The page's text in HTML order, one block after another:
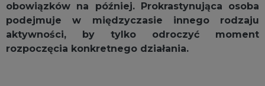
obowiązków na później. Prokrastynująca osoba
podejmuje w międzyczasie innego rodzaju
aktywności, by tylko odroczyć moment
rozpoczęcia konkretnego działania.